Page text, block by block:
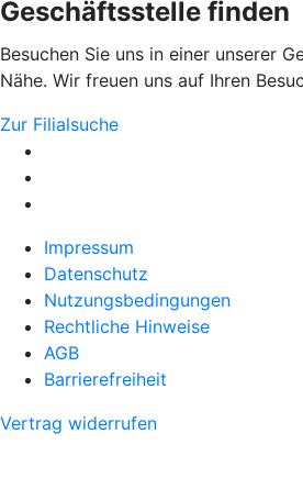
Geschäftsstelle finden
Besuchen Sie uns in einer unserer
Nähe. Wir freuen uns auf Ihren
Zur Filialsuche
Impressum
Datenschutz
Nutzungsbedingungen
Rechtliche Hinweise
AGB
Barrierefreiheit
Vertrag widerrufen